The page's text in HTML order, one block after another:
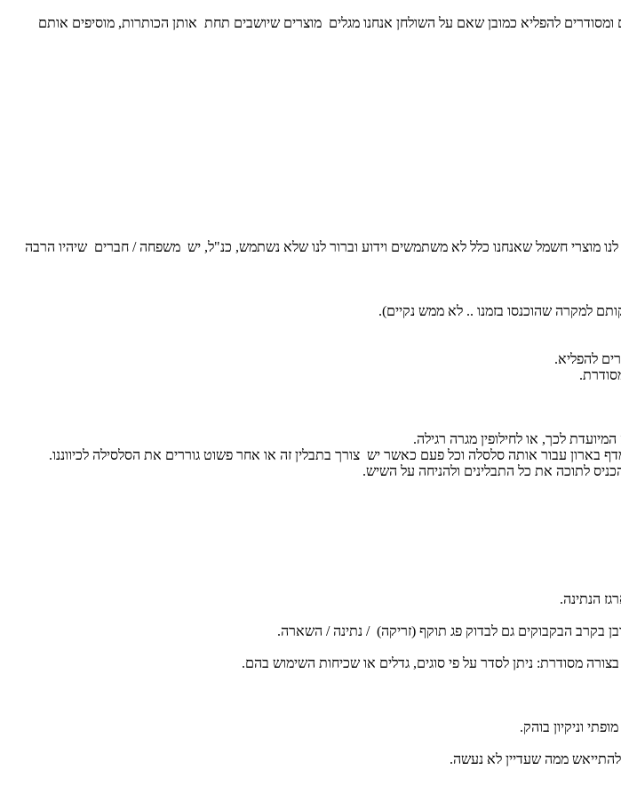
להפליא כמובן שאם על השולחן אנחנו מגלים מוצרים שיושבים תחת אותן הכותרות, מוסיפים אותם
מוצרי חשמל שאנחנו כלל לא משתמשים וידוע וברור לנו שלא נשתמש, כנ"ל, יש משפחה / חברים שיהיו הרבה
עבור אותה סלסלה וכל פעם כאשר יש צורך בתבלין זה או אחר פשוט גוררים את הסלסילה לכיווננו.
לתוכה את כל התבלינים ולהניחה על השיש.
הנתינה.
בקרב הבקבוקים גם לבדוק פג תוקף (זריקה) / נתינה / השארה.
ממה שעדיין לא נעשה.